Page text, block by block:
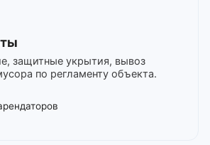
защитные укрытия, вывоз
по регламенту объекта.